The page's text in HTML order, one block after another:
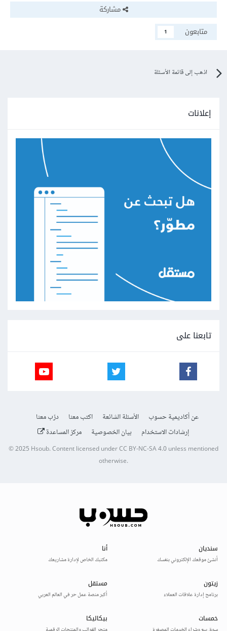
مشاركة
متابعون
1
اذهب إلى قائمة الأسئلة
إعلانات
تابعنا على
عن أكاديمية حسوب الأسئلة الشائعة اكتب معنا
درّب معنا
إرشادات الاستخدام
بيان الخصوصية مركز المساعدة
© 2025Hsoub.Content licensed underCC BY-NC-SA 4.0unless mentioned
otherwise.